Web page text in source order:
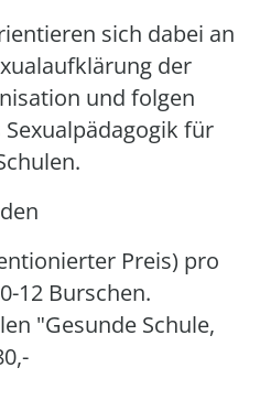
sich dabei an
der
und folgen
für
Preis) pro
12 Burschen.
"Gesunde Schule,